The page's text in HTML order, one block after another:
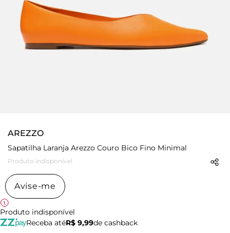
AREZZO
Sapatilha Laranja Arezzo Couro Bico Fino Minimal
Produto indisponível
Avise-me
Produto indisponível
Receba atéR$ 9,99de cashback